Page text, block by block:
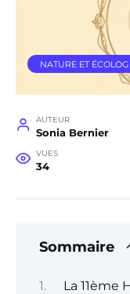
NATURE ET
AUTEUR
Sonia Bernier
VUES
34
Sommaire
La 11ème